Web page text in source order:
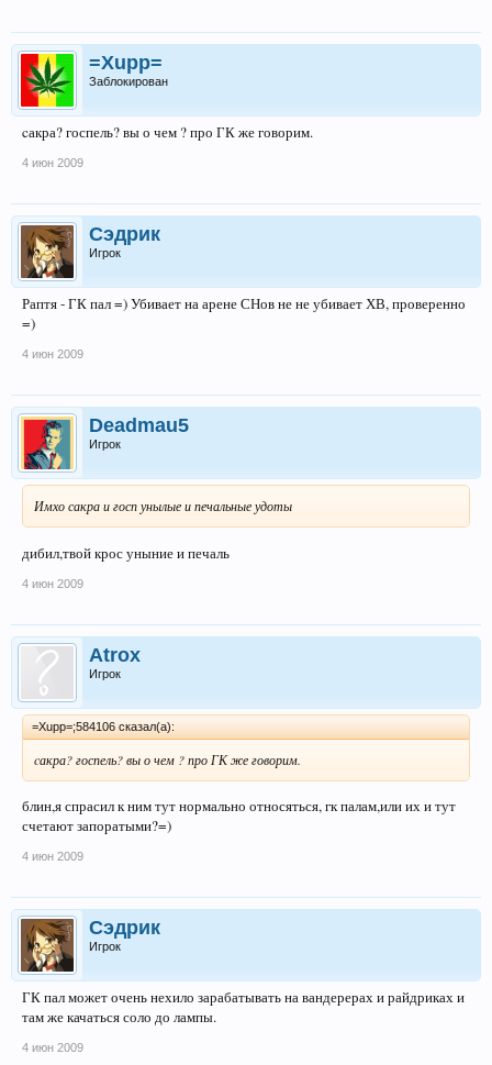
=Xupp=
Заблокирован
cакра? госпель? вы о чем ? про ГК же говорим.
4 июн 2009
Сэдрик
Игрок
Раптя - ГК пал =) Убивает на арене СНов не не убивает ХВ, проверенно
=)
4 июн 2009
Deadmau5
Игрок
Имхо сакра и госп унылые и печальные удоты
дибил,твой крос уныние и печаль
4 июн 2009
Atrox
Игрок
=Xupp=;584106 сказал(а):
cакра? госпель? вы о чем ? про ГК же говорим.
блин,я спрасил к ним тут нормально относяться, гк палам,или их и тут
счетают запоратыми?=)
4 июн 2009
Сэдрик
Игрок
ГК пал может очень нехило зарабатывать на вандерерах и райдриках и
там же качаться соло до лампы.
4 июн 2009